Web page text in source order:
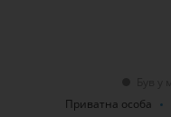
Приватна особа